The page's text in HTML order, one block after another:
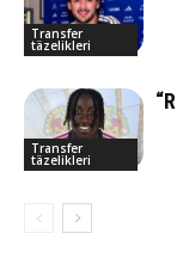
Transfer
täzelikleri
Transfer
täzelikleri